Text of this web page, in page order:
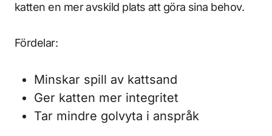
katten en mer avskild plats att göra sina behov.
Fördelar:
Minskar spill av kattsand
Ger katten mer integritet
Tar mindre golvyta i anspråk